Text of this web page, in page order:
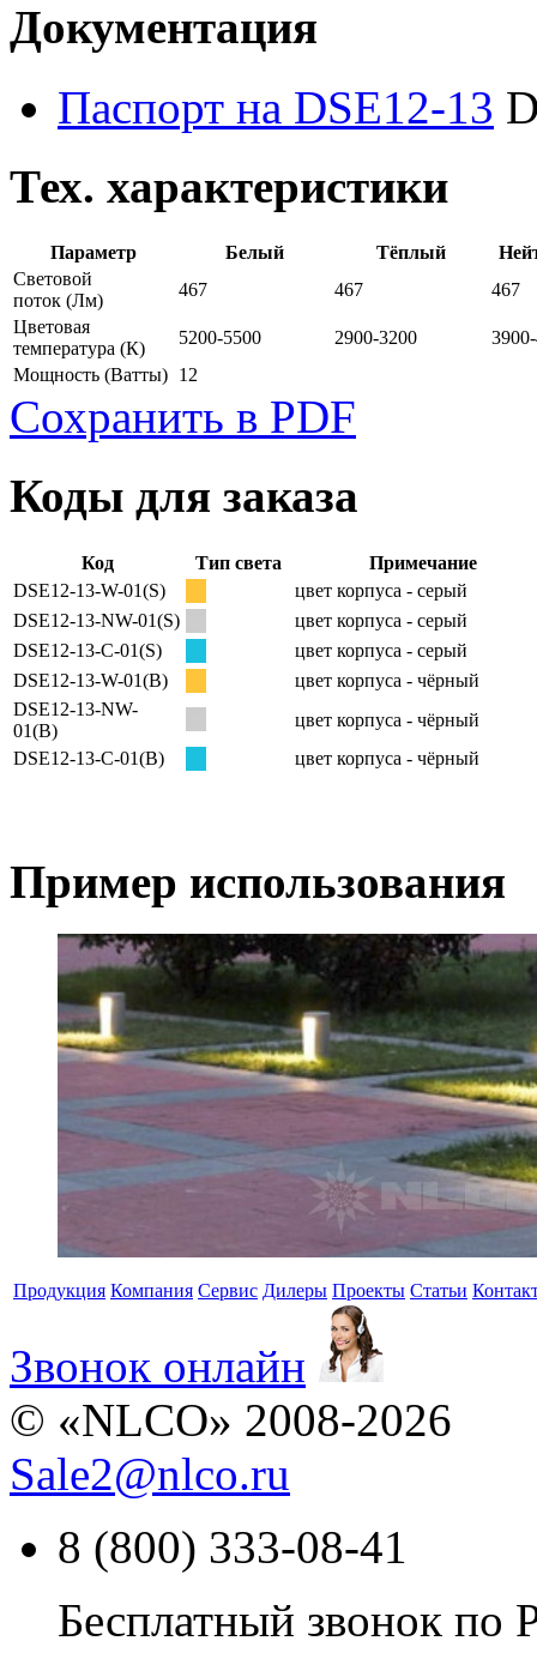
Документация
Паспорт на DSE12-13
Тех. характеристики
Параметр Белый Тёплый
Световой
поток (Лм)
467 467
467
Цветовая
температура (К)
5200-5500 2900-3200
Мощность (Ватты) 12
Сохранить в PDF
Коды для заказа
Код Тип света
Примечание
DSE12-13-W-01(S)
цвет корпуса - серый
DSE12-13-NW-01(S)
цвет корпуса - серый
DSE12-13-C-01(S)
цвет корпуса - серый
DSE12-13-W-01(B)
цвет корпуса - чёрный
DSE12-13-NW-
01(B)
цвет корпуса - чёрный
DSE12-13-C-01(B)
цвет корпуса - чёрный
Пример использования
Продукция Компания Сервис Дилеры Проекты Статьи
Звонок онлайн
© «NLCO» 2008-2026
Sale2@nlco.ru
8 (800) 333-08-41
Бесплатный звонок по